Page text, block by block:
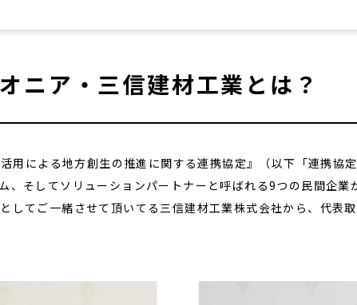
ニア・三信建材工業とは？
用による地方創生の推進に関する連携協定』（以下「連携協
、そしてソリューションパートナーと呼ばれる9つの民間企業
してご一緒させて頂いてる三信建材工業株式会社から、代表